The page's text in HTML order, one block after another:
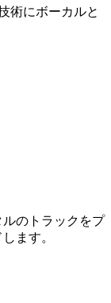
術にボーカルと
のトラックをプ
ます。